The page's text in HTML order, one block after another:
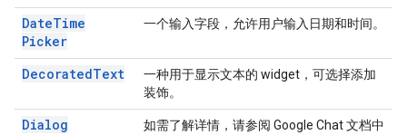
DateTime
Picker
一个输入字段，允许用户输入日期和时间。
DecoratedText
一种用于显示文本的 widget，可选择添加
装饰。
Dialog
如需了解详情，请参阅 Google Chat 文档中